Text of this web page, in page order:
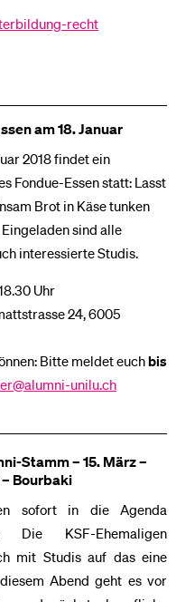
recht
am 18. Januar
2018 findet ein
Fondue-Essen statt: Lasst
Brot in Käse tunken
sind alle
interessierte Studis.
Uhr
24, 6005
Bitte meldet euchbis
unilu.ch
Stamm – 15. März –
Bourbaki
sofort in die Agenda
Die KSF-Ehemaligen
mit Studis auf das eine
Abend geht es vor